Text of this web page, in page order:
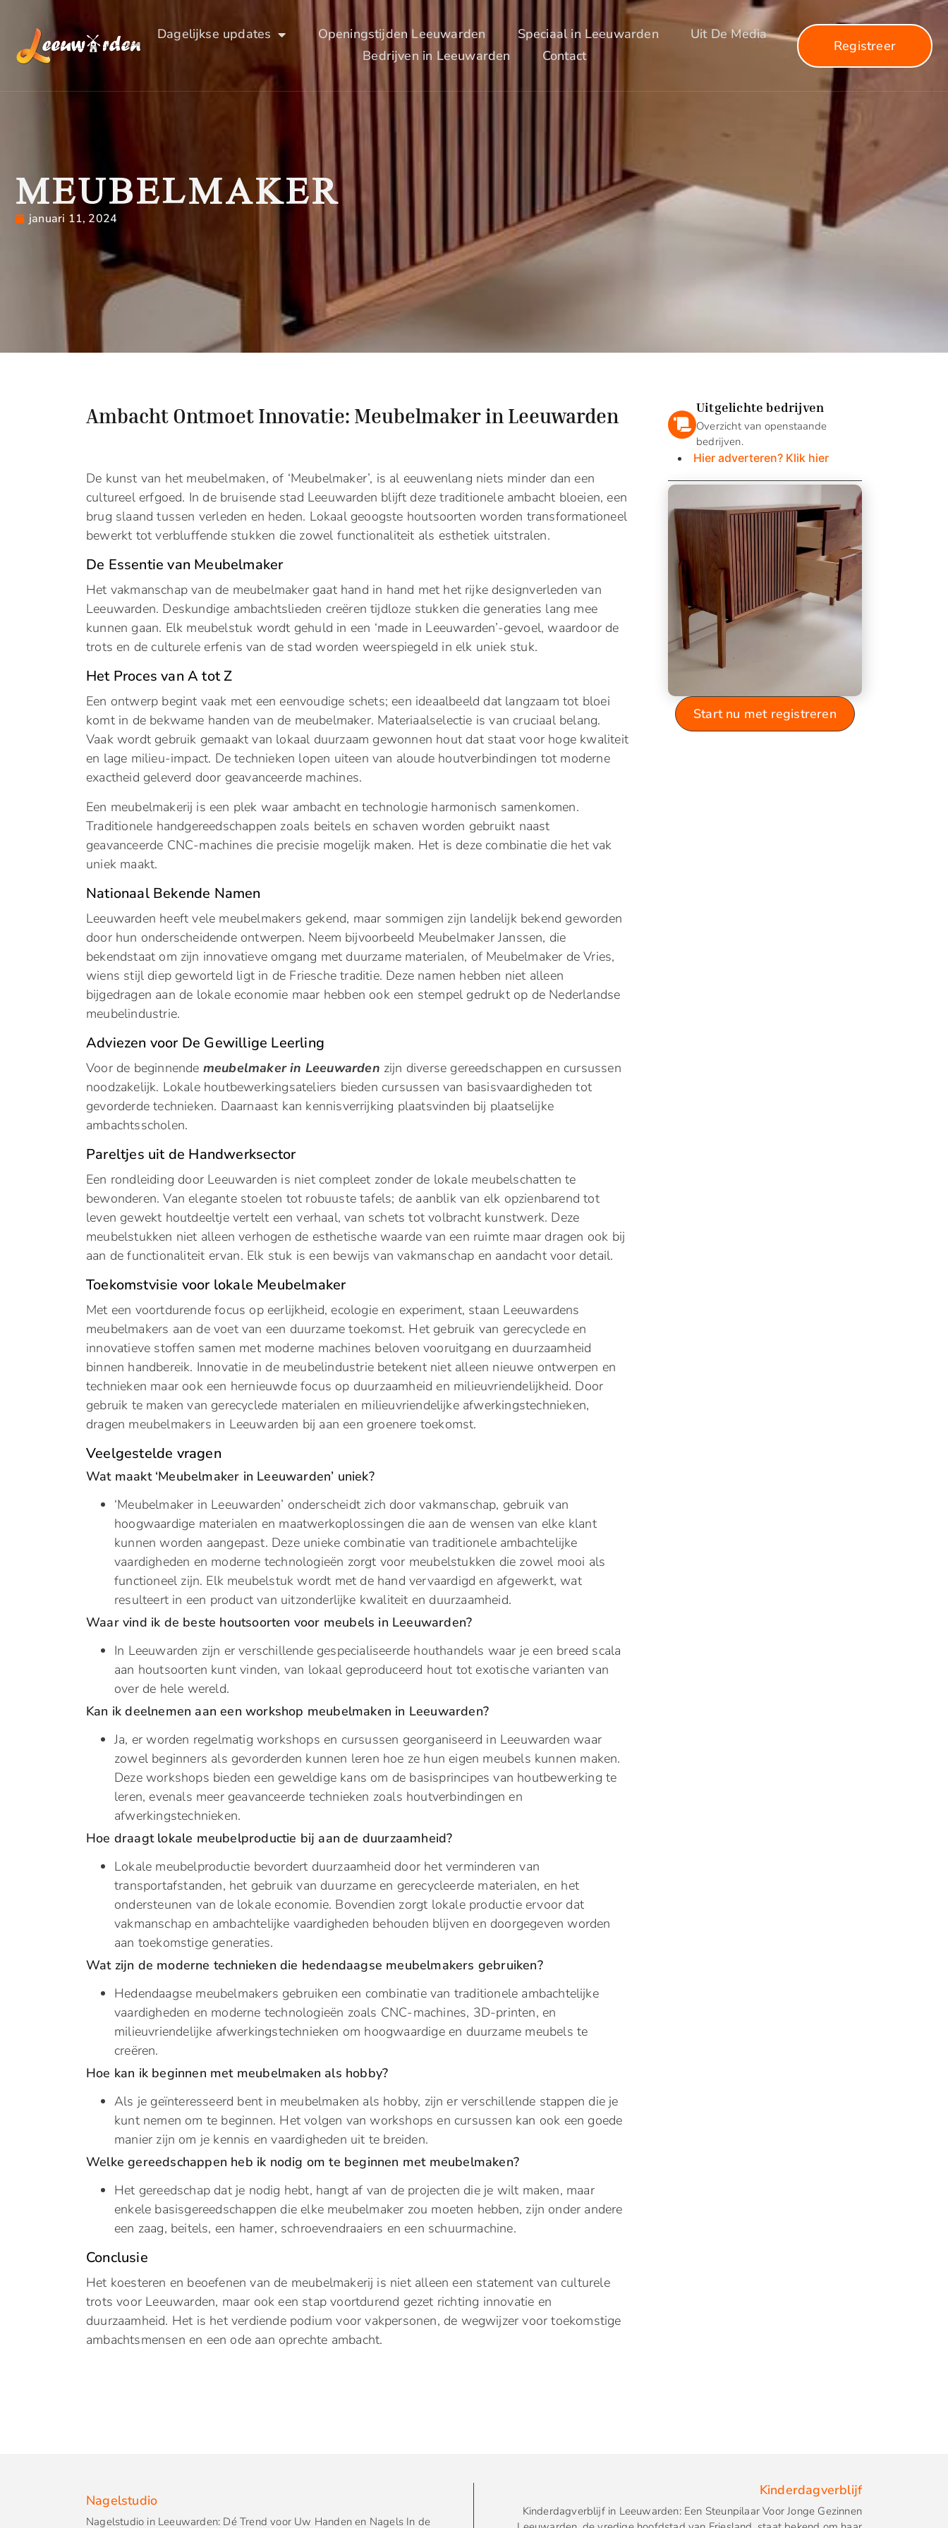
Dagelijkse updates Openingstijden Leeuwarden Speciaal in Leeuwarden
Uit De Media
Bedrijven in Leeuwarden
Contact
Registreer
MEUBELMAKER
januari 11, 2024
Ambacht Ontmoet Innovatie: Meubelmaker in Leeuwarden
De kunst van het meubelmaken, of ‘Meubelmaker’, is al eeuwenlang niets minder dan een
cultureel erfgoed. In de bruisende stad Leeuwarden blijft deze traditionele ambacht bloeien, een
brug slaand tussen verleden en heden. Lokaal geoogste houtsoorten worden transformationeel
bewerkt tot verbluffende stukken die zowel functionaliteit als esthetiek uitstralen.
De Essentie van Meubelmaker
Het vakmanschap van de meubelmaker gaat hand in hand met het rijke designverleden van
Leeuwarden. Deskundige ambachtslieden creëren tijdloze stukken die generaties lang mee
kunnen gaan. Elk meubelstuk wordt gehuld in een ‘made in Leeuwarden’-gevoel, waardoor de
trots en de culturele erfenis van de stad worden weerspiegeld in elk uniek stuk.
Het Proces van A tot Z
Een ontwerp begint vaak met een eenvoudige schets; een ideaalbeeld dat langzaam tot bloei
komt in de bekwame handen van de meubelmaker. Materiaalselectie is van cruciaal belang.
Vaak wordt gebruik gemaakt van lokaal duurzaam gewonnen hout dat staat voor hoge kwaliteit
en lage milieu-impact. De technieken lopen uiteen van aloude houtverbindingen tot moderne
exactheid geleverd door geavanceerde machines.
Een meubelmakerij is een plek waar ambacht en technologie harmonisch samenkomen.
Traditionele handgereedschappen zoals beitels en schaven worden gebruikt naast
geavanceerde CNC-machines die precisie mogelijk maken. Het is deze combinatie die het vak
uniek maakt.
Nationaal Bekende Namen
Leeuwarden heeft vele meubelmakers gekend, maar sommigen zijn landelijk bekend geworden
door hun onderscheidende ontwerpen. Neem bijvoorbeeld Meubelmaker Janssen, die
bekendstaat om zijn innovatieve omgang met duurzame materialen, of Meubelmaker de Vries,
wiens stijl diep geworteld ligt in de Friesche traditie. Deze namen hebben niet alleen
bijgedragen aan de lokale economie maar hebben ook een stempel gedrukt op de Nederlandse
meubelindustrie.
Adviezen voor De Gewillige Leerling
Voor de beginnende meubelmaker in Leeuwarden zijn diverse gereedschappen en cursussen
noodzakelijk. Lokale houtbewerkingsateliers bieden cursussen van basisvaardigheden tot
gevorderde technieken. Daarnaast kan kennisverrijking plaatsvinden bij plaatselijke
ambachtsscholen.
Pareltjes uit de Handwerksector
Een rondleiding door Leeuwarden is niet compleet zonder de lokale meubelschatten te
bewonderen. Van elegante stoelen tot robuuste tafels; de aanblik van elk opzienbarend tot
leven gewekt houtdeeltje vertelt een verhaal, van schets tot volbracht kunstwerk. Deze
meubelstukken niet alleen verhogen de esthetische waarde van een ruimte maar dragen ook bij
aan de functionaliteit ervan. Elk stuk is een bewijs van vakmanschap en aandacht voor detail.
Toekomstvisie voor lokale Meubelmaker
Met een voortdurende focus op eerlijkheid, ecologie en experiment, staan Leeuwardens
meubelmakers aan de voet van een duurzame toekomst. Het gebruik van gerecyclede en
innovatieve stoffen samen met moderne machines beloven vooruitgang en duurzaamheid
binnen handbereik. Innovatie in de meubelindustrie betekent niet alleen nieuwe ontwerpen en
technieken maar ook een hernieuwde focus op duurzaamheid en milieuvriendelijkheid. Door
gebruik te maken van gerecyclede materialen en milieuvriendelijke afwerkingstechnieken,
dragen meubelmakers in Leeuwarden bij aan een groenere toekomst.
Veelgestelde vragen
Wat maakt ‘Meubelmaker in Leeuwarden’ uniek?
‘Meubelmaker in Leeuwarden’ onderscheidt zich door vakmanschap, gebruik van
hoogwaardige materialen en maatwerkoplossingen die aan de wensen van elke klant
kunnen worden aangepast. Deze unieke combinatie van traditionele ambachtelijke
vaardigheden en moderne technologieën zorgt voor meubelstukken die zowel mooi als
functioneel zijn. Elk meubelstuk wordt met de hand vervaardigd en afgewerkt, wat
resulteert in een product van uitzonderlijke kwaliteit en duurzaamheid.
Waar vind ik de beste houtsoorten voor meubels in Leeuwarden?
In Leeuwarden zijn er verschillende gespecialiseerde houthandels waar je een breed scala
aan houtsoorten kunt vinden, van lokaal geproduceerd hout tot exotische varianten van
over de hele wereld.
Kan ik deelnemen aan een workshop meubelmaken in Leeuwarden?
Ja, er worden regelmatig workshops en cursussen georganiseerd in Leeuwarden waar
zowel beginners als gevorderden kunnen leren hoe ze hun eigen meubels kunnen maken.
Deze workshops bieden een geweldige kans om de basisprincipes van houtbewerking te
leren, evenals meer geavanceerde technieken zoals houtverbindingen en
afwerkingstechnieken.
Hoe draagt lokale meubelproductie bij aan de duurzaamheid?
Lokale meubelproductie bevordert duurzaamheid door het verminderen van
transportafstanden, het gebruik van duurzame en gerecycleerde materialen, en het
ondersteunen van de lokale economie. Bovendien zorgt lokale productie ervoor dat
vakmanschap en ambachtelijke vaardigheden behouden blijven en doorgegeven worden
aan toekomstige generaties.
Wat zijn de moderne technieken die hedendaagse meubelmakers gebruiken?
Hedendaagse meubelmakers gebruiken een combinatie van traditionele ambachtelijke
vaardigheden en moderne technologieën zoals CNC-machines, 3D-printen, en
milieuvriendelijke afwerkingstechnieken om hoogwaardige en duurzame meubels te
creëren.
Hoe kan ik beginnen met meubelmaken als hobby?
Als je geïnteresseerd bent in meubelmaken als hobby, zijn er verschillende stappen die je
kunt nemen om te beginnen. Het volgen van workshops en cursussen kan ook een goede
manier zijn om je kennis en vaardigheden uit te breiden.
Welke gereedschappen heb ik nodig om te beginnen met meubelmaken?
Het gereedschap dat je nodig hebt, hangt af van de projecten die je wilt maken, maar
enkele basisgereedschappen die elke meubelmaker zou moeten hebben, zijn onder andere
een zaag, beitels, een hamer, schroevendraaiers en een schuurmachine.
Conclusie
Het koesteren en beoefenen van de meubelmakerij is niet alleen een statement van culturele
trots voor Leeuwarden, maar ook een stap voortdurend gezet richting innovatie en
duurzaamheid. Het is het verdiende podium voor vakpersonen, de wegwijzer voor toekomstige
ambachtsmensen en een ode aan oprechte ambacht.
Uitgelichte bedrijven
Overzicht van openstaande
bedrijven.
Hier adverteren? Klik hier
Start nu met registreren
Nagelstudio
Nagelstudio in Leeuwarden: Dé Trend voor Uw Handen en Nagels In de
Kinderdagverblijf
Kinderdagverblijf in Leeuwarden: Een Steunpilaar Voor Jonge Gezinnen